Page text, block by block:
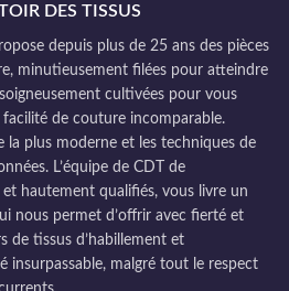
DES TISSUS
depuis plus de 25 ans des pièces
minutieusement filées pour atteindre
cultivées pour vous
de couture incomparable.
la plus moderne et les techniques de
L’équipe de CDT de
hautement qualifiés, vous livre un
nous permet d’offrir avec fierté et
de tissus d’habillement et
insurpassable, malgré tout le respect